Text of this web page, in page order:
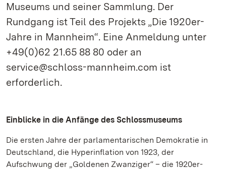
Museums und seiner Sammlung. Der
Rundgang ist Teil des Projekts „Die 1920er-
Jahre in Mannheim“. Eine Anmeldung unter
+49(0)62 21.65 88 80 oder an
service@schloss-mannheim.com ist
erforderlich.
Einblicke in die Anfänge des Schlossmuseums
Die ersten Jahre der parlamentarischen Demokratie in
Deutschland, die Hyperinflation von 1923, der
Aufschwung der „Goldenen Zwanziger“ – die 1920er-